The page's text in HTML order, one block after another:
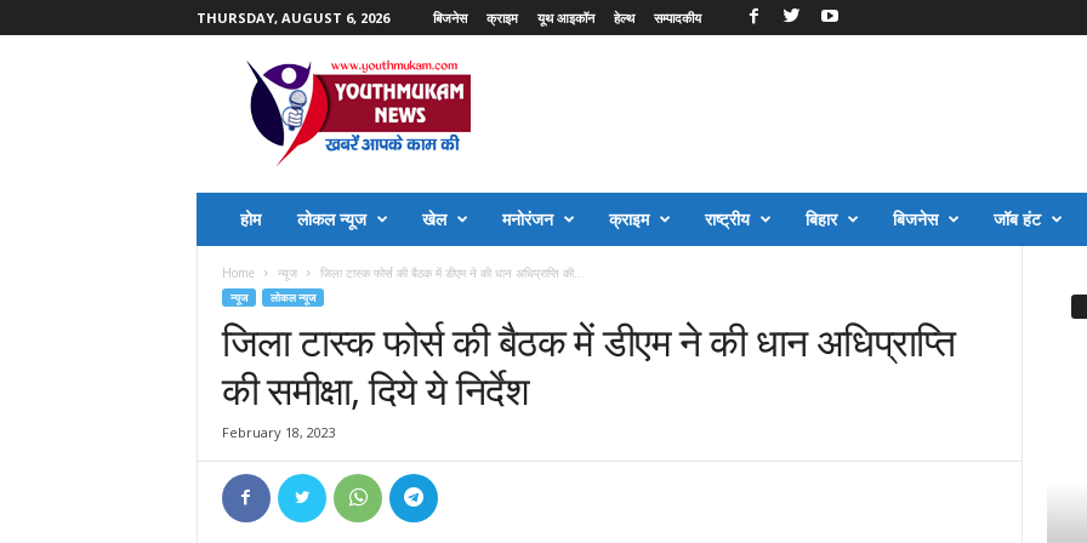
THURSDAY, AUGUST 6, 2026 बिजनेस क्राइम यूथ आइकॉन हेल्थ सम्पादकीय
होम लोकल न्यूज खेल मनोरंजन क्राइम राष्ट्रीय बिहार बिजनेस जॉब हंट
Home न्यूज जिला टास्क फोर्स की बैठक में डीएम ने की धान अधिप्राप्ति की...
न्यूज लोकल न्यूज
जिला टास्क फोर्स की बैठक में डीएम ने की धान अधिप्राप्ति
की समीक्षा, दिये ये निर्देश
February 18, 2023